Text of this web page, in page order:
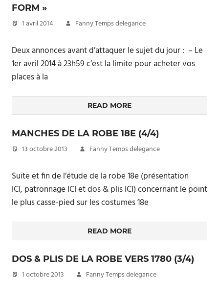
FORM »
1 avril 2014 Fanny Temps delegance
Deux annonces avant d’attaquer le sujet du jour : – Le
1er avril 2014 à 23h59 c’est la limite pour acheter vos
places à la
READ MORE
MANCHES DE LA ROBE 18E (4/4)
13 octobre 2013 Fanny Temps delegance
Suite et fin de l’étude de la robe 18e (présentation
ICI, patronnage ICI et dos & plis ICI) concernant le point
le plus casse-pied sur les costumes 18e
READ MORE
DOS & PLIS DE LA ROBE VERS 1780 (3/4)
1 octobre 2013 Fanny Temps delegance